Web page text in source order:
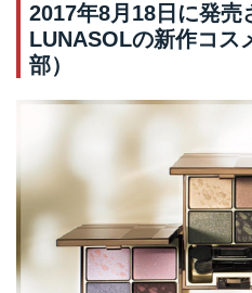
2017年8月18日に発売
LUNASOLの新作コス
部）